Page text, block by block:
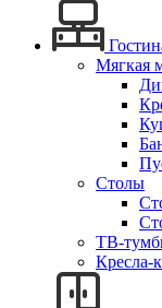
Мягкая
Столы
ТВ-
Кресла-